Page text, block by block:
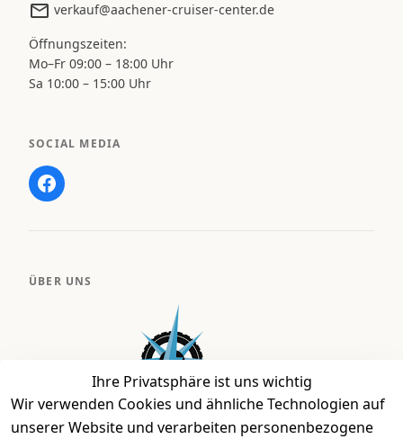
Ihre Privatsphäre ist uns wichtig
Wir verwenden Cookies und ähnliche Technologien auf
unserer Website und verarbeiten personenbezogene
verkauf@aachener-cruiser-center.de
Öffnungszeiten:
Mo–Fr 09:00 – 18:00 Uhr
Sa 10:00 – 15:00 Uhr
SOCIAL MEDIA
ÜBER UNS